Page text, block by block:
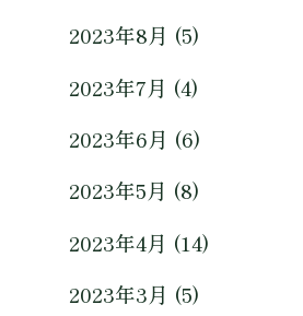
2023年8月 (5)
2023年7月 (4)
2023年6月 (6)
2023年5月 (8)
2023年4月 (14)
2023年3月 (5)